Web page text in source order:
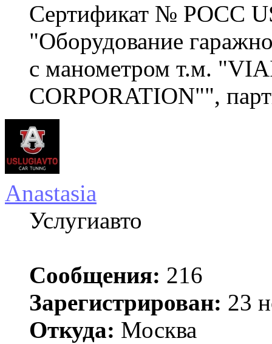
Сертификат № РОСС
"Оборудование
с манометром т.м.
CORPORATION"",
Anastasia
Услугиавто
Сообщения: 216
Зарегистрирован: 23
Откуда: Москва